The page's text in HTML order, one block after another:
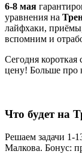
6-8 мая
уравнения на
лайфхаки,
вспомним и
Сегодня
цену! Больше про
Что будет на
Решаем задачи 1-
Малкова. Бонус: